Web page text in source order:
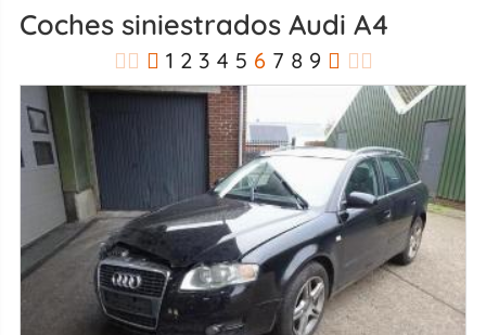
Coches siniestrados Audi A4
1 2 3 4 5 6 7 8 9